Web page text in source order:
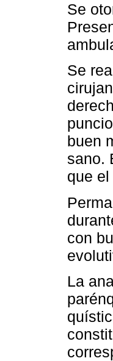
Se
Se
buen
sano.
que
con
La